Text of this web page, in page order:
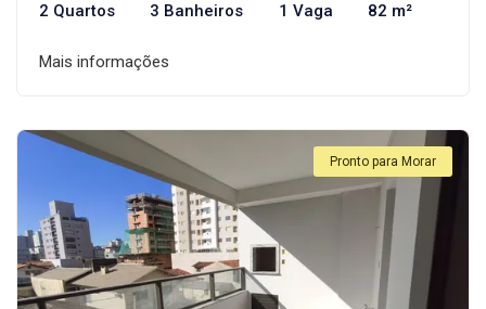
2 Quartos 3 Banheiros 1 Vaga 82 m²
Mais informações
Pronto para Morar